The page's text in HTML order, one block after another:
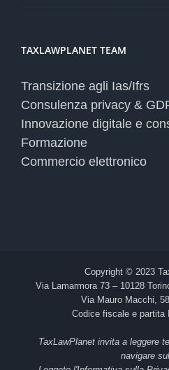
TAXLAWPLANET TEAM
Transizione agli Ias/Ifrs
Consulenza privacy &
Innovazione digitale e
Formazione
Commercio elettronico
Copyright © 2023
Via Lamarmora 73 – 10128
Via Mauro Macchi,
Codice fiscale e partita
TaxLawPlanet invita a leggere
navigare